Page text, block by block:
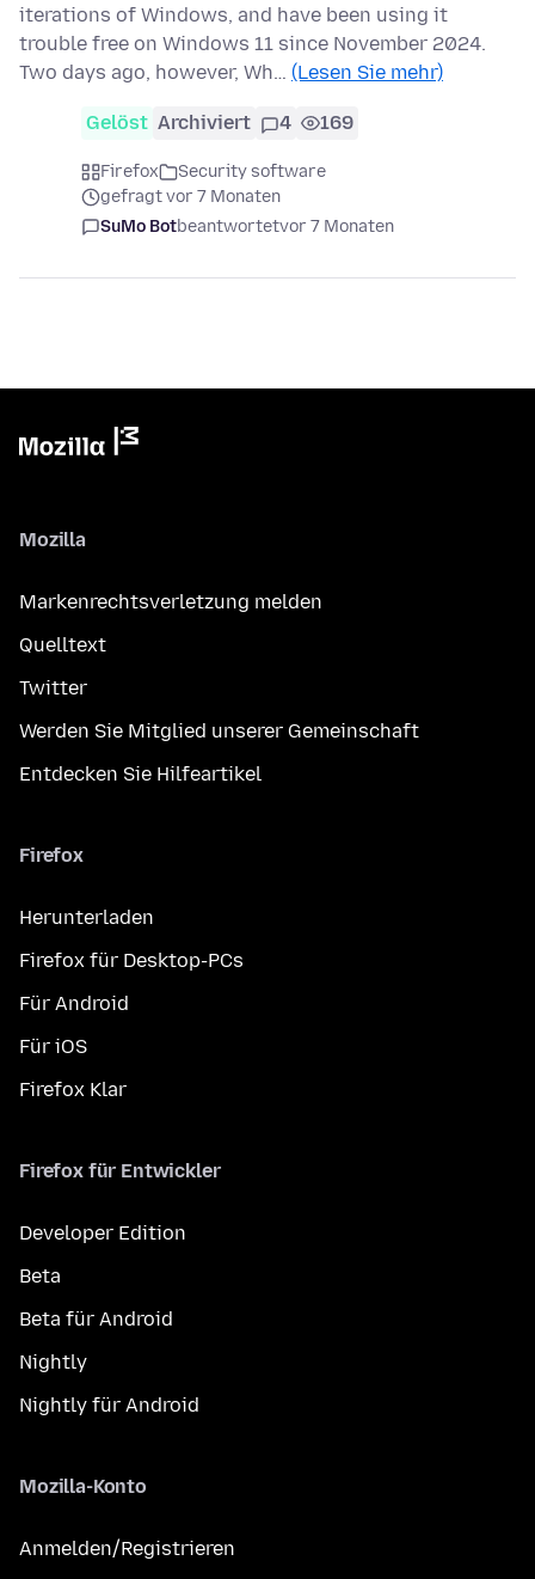
iterations of Windows, and have been using it
trouble free on Windows 11 since November 2024.
Two days ago, however, Wh… (Lesen Sie mehr)
Gelöst Archiviert 4 169
Firefox
Security software
gefragt vor 7 Monaten
SuMo Botbeantwortetvor 7 Monaten
Mozilla
Markenrechtsverletzung melden
Quelltext
Twitter
Werden Sie Mitglied unserer Gemeinschaft
Entdecken Sie Hilfeartikel
Firefox
Herunterladen
Firefox für Desktop-PCs
Für Android
Für iOS
Firefox Klar
Firefox für Entwickler
Developer Edition
Beta
Beta für Android
Nightly
Nightly für Android
Mozilla-Konto
Anmelden/Registrieren